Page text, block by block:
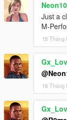
Just a
M-
18 Tháng
18 Tháng